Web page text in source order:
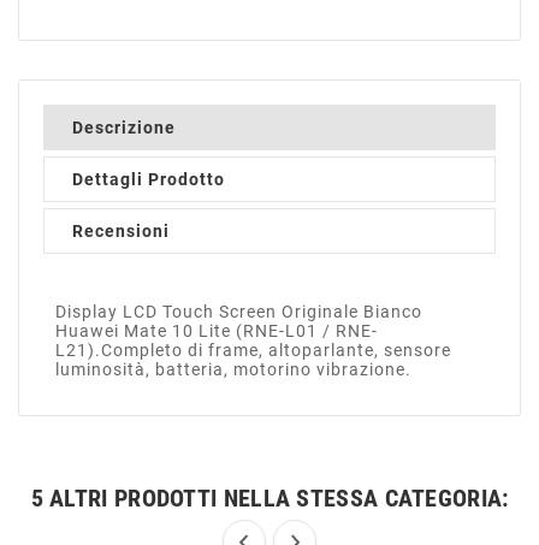
Descrizione
Dettagli Prodotto
Recensioni
Display LCD Touch Screen Originale Bianco
Huawei Mate 10 Lite (RNE-L01 / RNE-
L21).Completo di frame, altoparlante, sensore
luminosità, batteria, motorino vibrazione.
5 ALTRI PRODOTTI NELLA STESSA CATEGORIA: